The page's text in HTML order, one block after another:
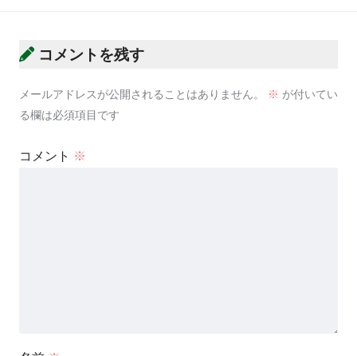
コメントを残す
メールアドレスが公開されることはありません。 ※ が付いてい
る欄は必須項目です
コメント ※